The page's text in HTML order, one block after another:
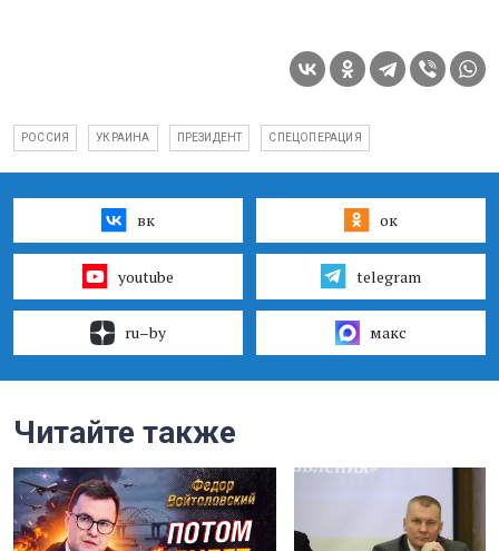
РОССИЯ УКРАИНА ПРЕЗИДЕНТ СПЕЦОПЕРАЦИЯ
вк ок
youtube telegram
ru–by макс
Читайте также